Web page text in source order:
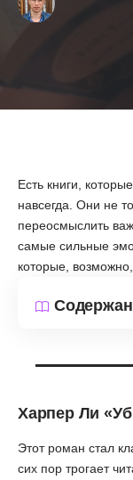
Есть книги,
навсегда. Они не
переосмыслить
самые сильные
которые,
Харпер Ли
Этот роман стал
сих пор трогает